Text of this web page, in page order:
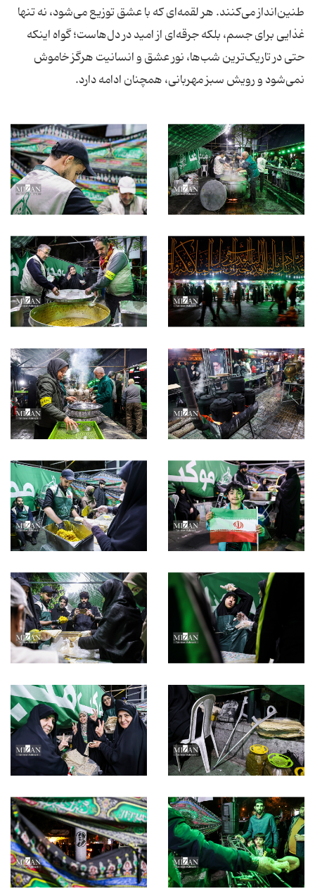
طنین‌انداز می‌کنند. هر لقمه‌ای که با عشق توزیع می‌شود، نه تنها
غذایی برای جسم، بلکه جرقه‌ای از امید در دل‌هاست؛ گواه اینکه
حتی در تاریک‌ترین شب‌ها، نور عشق و انسانیت هرگز خاموش
نمی‌شود و رویش سبز مهربانی، همچنان ادامه دارد.